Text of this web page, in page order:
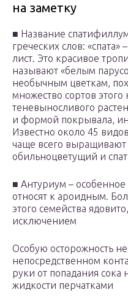
на заметку
■ Название
греческих слов:
лист. Это красивое
называют «белым
необычным цветкам,
множество сортов этого
теневыносливого
и формой покрывала,
Известно около 45
чаще всего
обильноцветущий и
■ Антуриум –
относят к ароидным.
этого семейства
исключением
Особую осторожность
непосредственном
руки от попадания
жидкости перчатками